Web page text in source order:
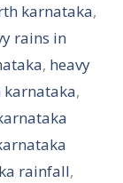
karnataka,
rains in
, heavy
karnataka,
rainfall,